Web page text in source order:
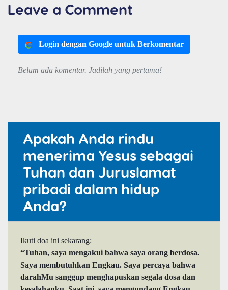
Leave a Comment
Login dengan Google untuk Berkomentar
Belum ada komentar. Jadilah yang pertama!
Apakah Anda rindu
menerima Yesus sebagai
Tuhan dan Juruslamat
pribadi dalam hidup
Anda?
Ikuti doa ini sekarang:
“Tuhan, saya mengakui bahwa saya orang berdosa.
Saya membutuhkan Engkau. Saya percaya bahwa
darahMu sanggup menghapuskan segala dosa dan